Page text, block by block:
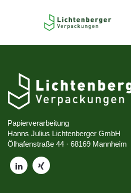
Papierverarbeitung
Hanns Julius Lichtenberger GmbH
Ölhafenstraße 44 · 68169 Mannheim